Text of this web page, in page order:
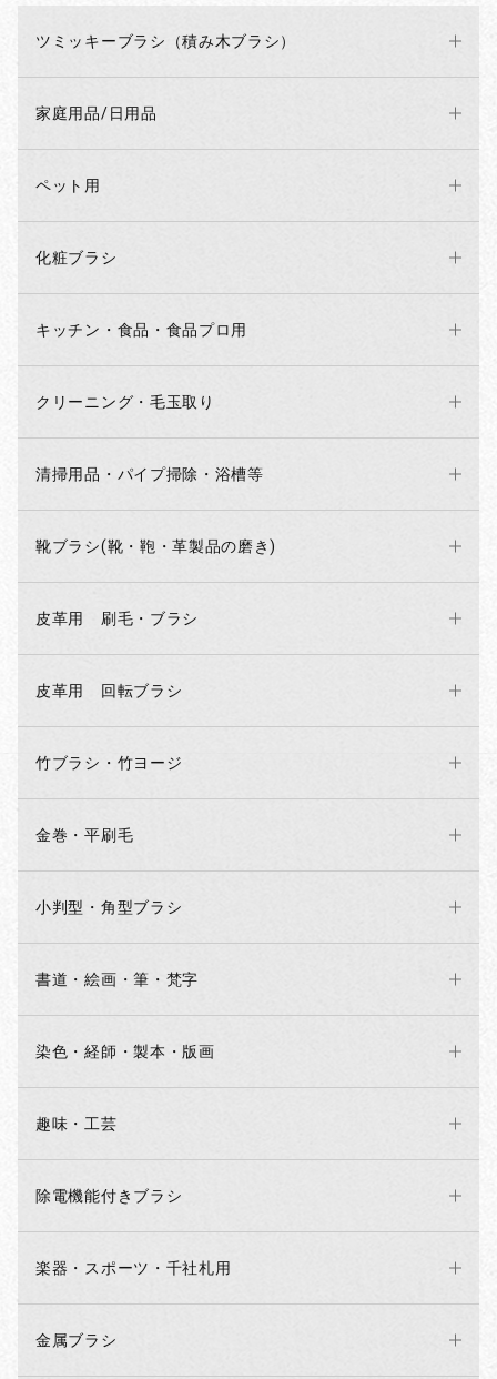
ツミッキーブラシ（積み木ブラシ）
家庭用品/日用品
ペット用
化粧ブラシ
キッチン・食品・食品プロ用
クリーニング・毛玉取り
清掃用品・パイプ掃除・浴槽等
靴ブラシ(靴・鞄・革製品の磨き)
皮革用 刷毛・ブラシ
皮革用 回転ブラシ
竹ブラシ・竹ヨージ
金巻・平刷毛
小判型・角型ブラシ
書道・絵画・筆・梵字
染色・経師・製本・版画
趣味・工芸
除電機能付きブラシ
楽器・スポーツ・千社札用
金属ブラシ